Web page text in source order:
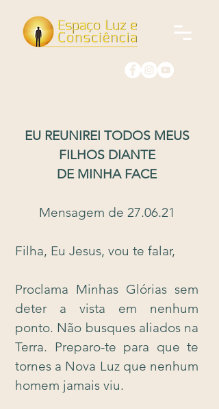
EU REUNIREI TODOS MEUS
FILHOS DIANTE
DE MINHA FACE
Mensagem de 27.06.21
Filha, Eu Jesus, vou te falar,
Proclama Minhas Glórias sem
deter a vista em nenhum
ponto. Não busques aliados na
Terra. Preparo-te para que te
tornes a Nova Luz que nenhum
homem jamais viu.